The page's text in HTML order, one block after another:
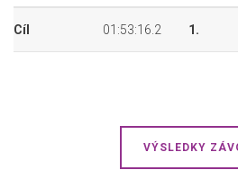
Cíl 01:53:16.2 1.
VÝSLEDKY